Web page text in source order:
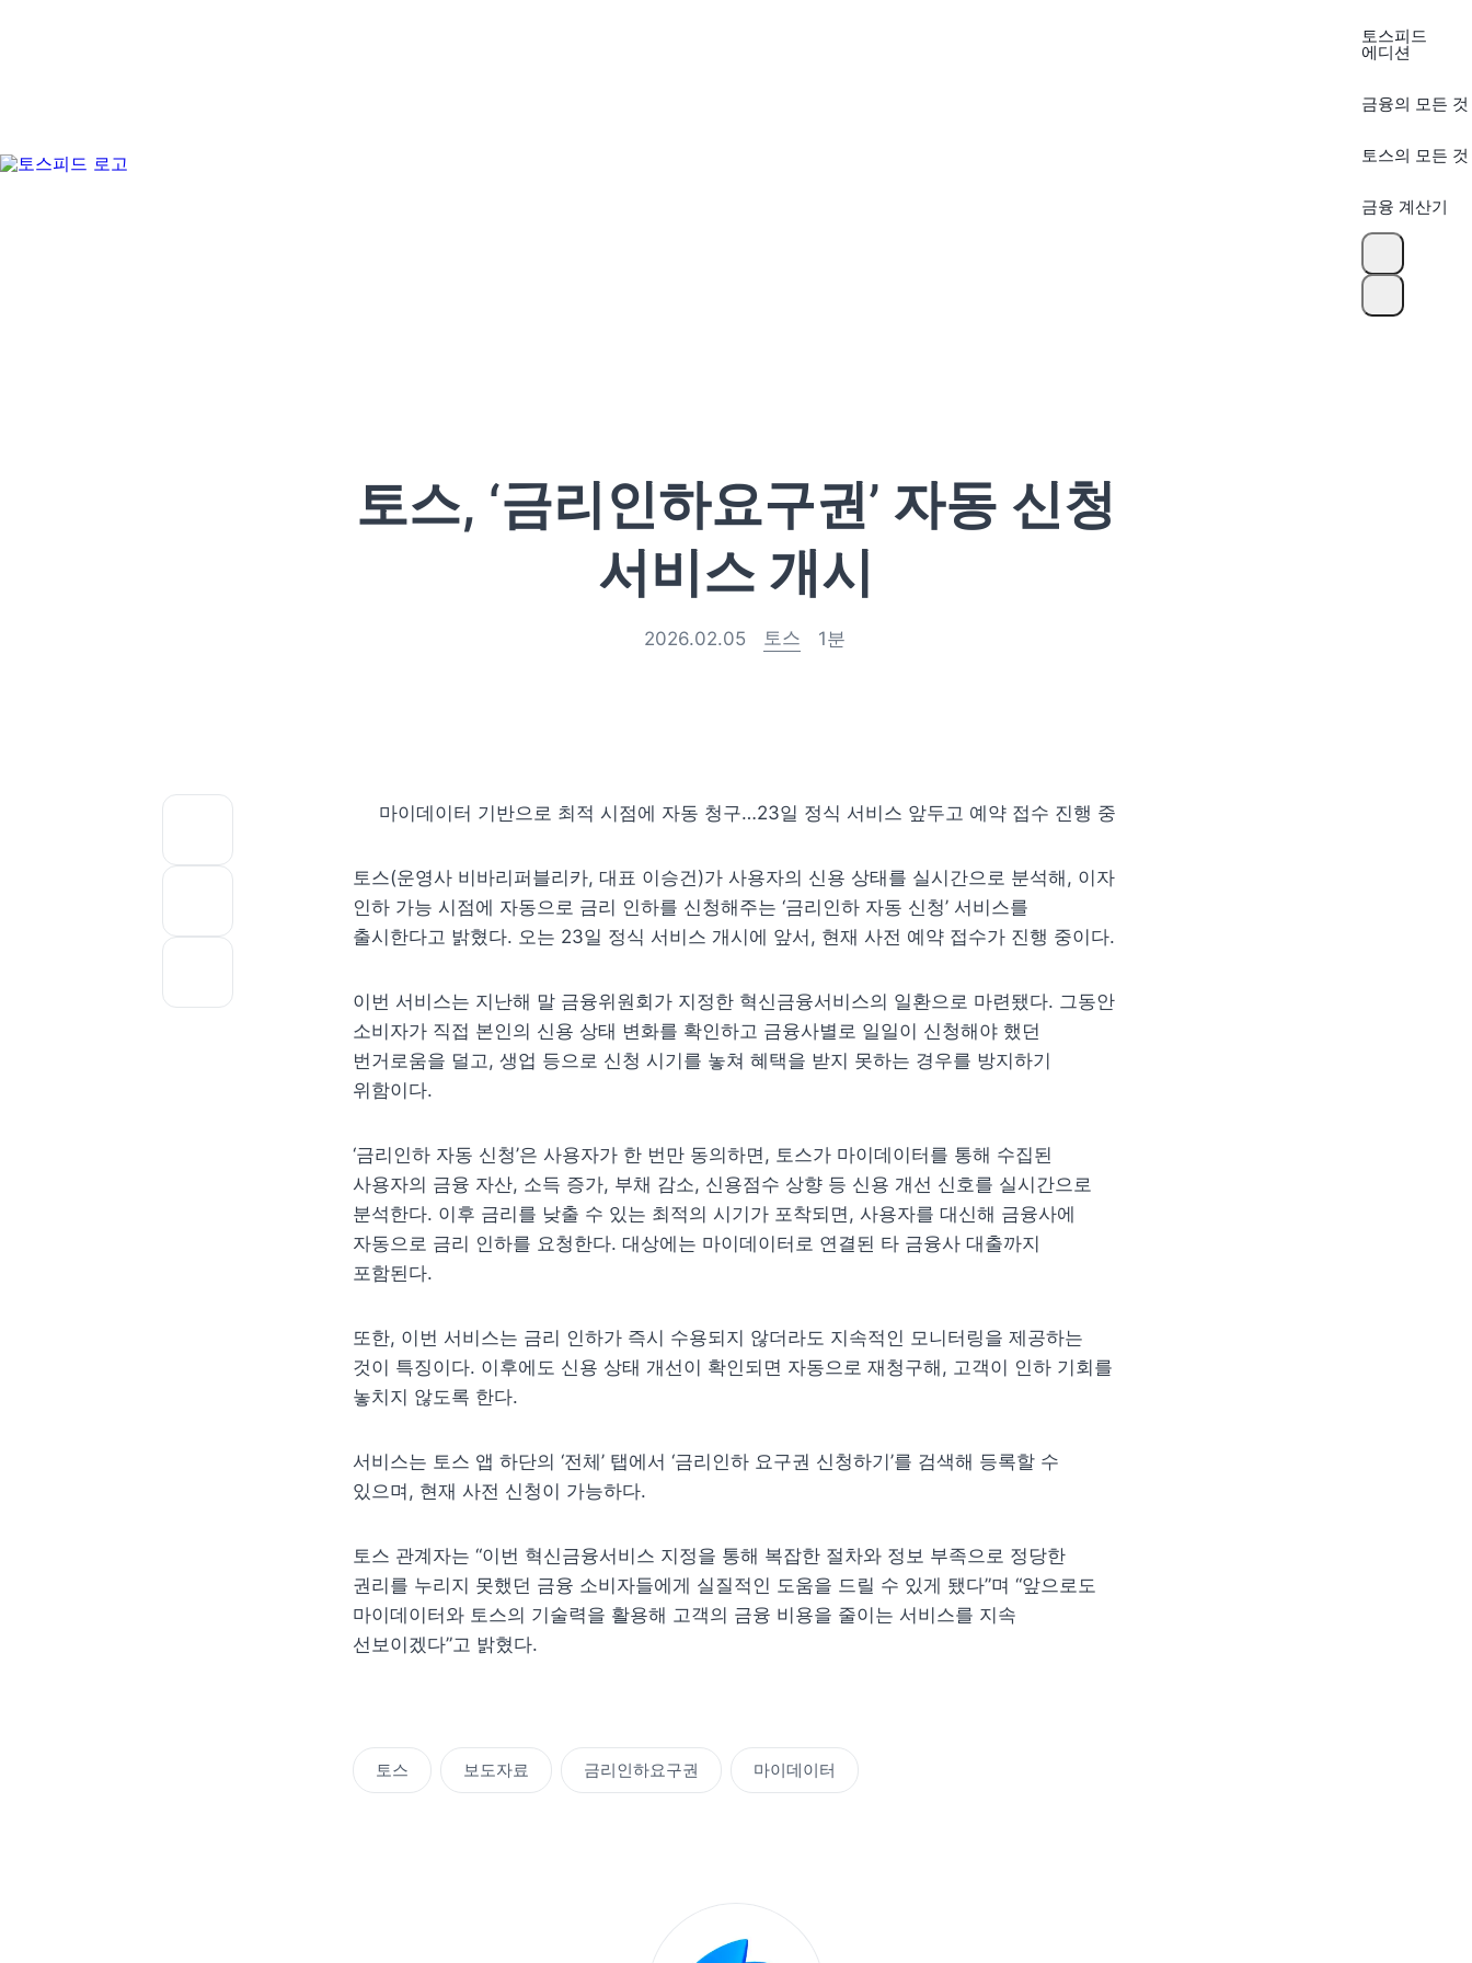
토스피드
에디션
금융의 모든 것
토스의 모든 것
금융 계산기
토스, ‘금리인하요구권’ 자동 신청
서비스 개시
2026.02.05 토스 1분
마이데이터 기반으로 최적 시점에 자동 청구…23일 정식 서비스 앞두고 예약 접수 진행 중
토스(운영사 비바리퍼블리카, 대표 이승건)가 사용자의 신용 상태를 실시간으로 분석해, 이자
인하 가능 시점에 자동으로 금리 인하를 신청해주는 ‘금리인하 자동 신청’ 서비스를
출시한다고 밝혔다. 오는 23일 정식 서비스 개시에 앞서, 현재 사전 예약 접수가 진행 중이다.
이번 서비스는 지난해 말 금융위원회가 지정한 혁신금융서비스의 일환으로 마련됐다. 그동안
소비자가 직접 본인의 신용 상태 변화를 확인하고 금융사별로 일일이 신청해야 했던
번거로움을 덜고, 생업 등으로 신청 시기를 놓쳐 혜택을 받지 못하는 경우를 방지하기
위함이다.
‘금리인하 자동 신청’은 사용자가 한 번만 동의하면, 토스가 마이데이터를 통해 수집된
사용자의 금융 자산, 소득 증가, 부채 감소, 신용점수 상향 등 신용 개선 신호를 실시간으로
분석한다. 이후 금리를 낮출 수 있는 최적의 시기가 포착되면, 사용자를 대신해 금융사에
자동으로 금리 인하를 요청한다. 대상에는 마이데이터로 연결된 타 금융사 대출까지
포함된다.
또한, 이번 서비스는 금리 인하가 즉시 수용되지 않더라도 지속적인 모니터링을 제공하는
것이 특징이다. 이후에도 신용 상태 개선이 확인되면 자동으로 재청구해, 고객이 인하 기회를
놓치지 않도록 한다.
서비스는 토스 앱 하단의 ‘전체’ 탭에서 ‘금리인하 요구권 신청하기’를 검색해 등록할 수
있으며, 현재 사전 신청이 가능하다.
토스 관계자는 “이번 혁신금융서비스 지정을 통해 복잡한 절차와 정보 부족으로 정당한
권리를 누리지 못했던 금융 소비자들에게 실질적인 도움을 드릴 수 있게 됐다”며 “앞으로도
마이데이터와 토스의 기술력을 활용해 고객의 금융 비용을 줄이는 서비스를 지속
선보이겠다”고 밝혔다.
토스 보도자료 금리인하요구권 마이데이터